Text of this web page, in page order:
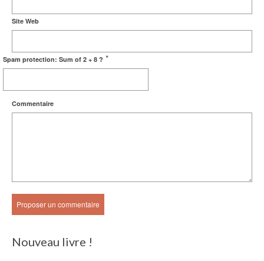
Site Web
Spam protection: Sum of 2 + 8 ? *
Commentaire
Nouveau livre !